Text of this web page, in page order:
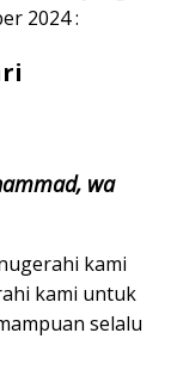
2024 :
wa
kami
kami untuk
selalu